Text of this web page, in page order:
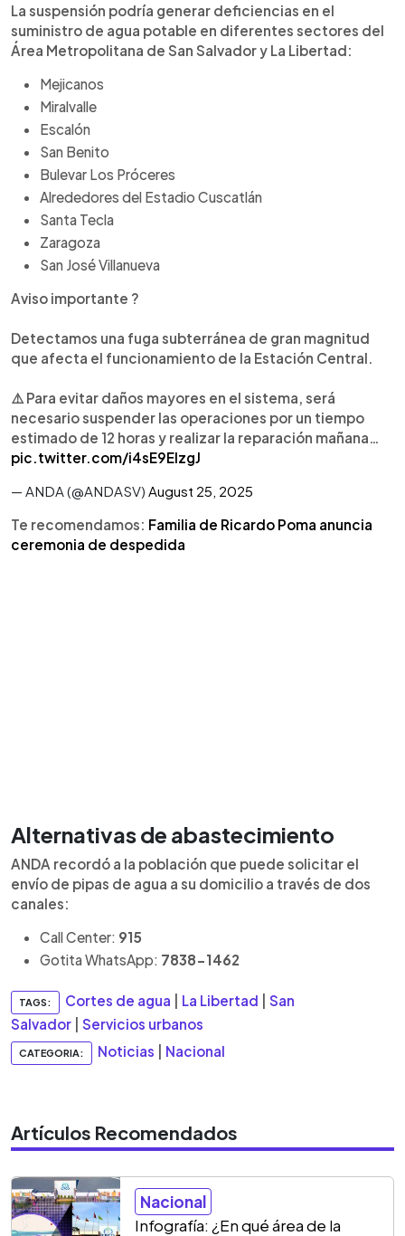
La suspensión podría generar deficiencias en el
suministro de agua potable en diferentes sectores del
Área Metropolitana de San Salvador y La Libertad:
Mejicanos
Miralvalle
Escalón
San Benito
Bulevar Los Próceres
Alrededores del Estadio Cuscatlán
Santa Tecla
Zaragoza
San José Villanueva
Aviso importante ?
Detectamos una fuga subterránea de gran magnitud
que afecta el funcionamiento de la Estación Central.
⚠️ Para evitar daños mayores en el sistema, será
necesario suspender las operaciones por un tiempo
estimado de 12 horas y realizar la reparación mañana…
pic.twitter.com/i4sE9ElzgJ
— ANDA (@ANDASV) August 25, 2025
Te recomendamos: Familia de Ricardo Poma anuncia
ceremonia de despedida
Alternativas de abastecimiento
ANDA recordó a la población que puede solicitar el
envío de pipas de agua a su domicilio a través de dos
canales:
Call Center: 915
Gotita WhatsApp: 7838-1462
TAGS: Cortes de agua La Libertad
San
Salvador
Servicios urbanos
CATEGORIA: Noticias Nacional
Artículos Recomendados
Nacional
Infografía: ¿En qué área de la